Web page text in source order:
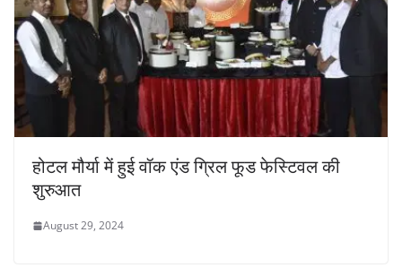
होटल मौर्या में हुई वॉक एंड ग्रिल फूड फेस्टिवल की
शुरुआत
August 29, 2024